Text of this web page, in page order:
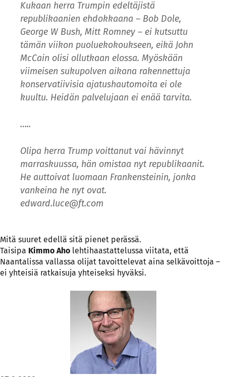
Kukaan herra Trumpin edeltäjistä
republikaanien ehdokkaana – Bob Dole,
George W Bush, Mitt Romney – ei kutsuttu
tämän viikon puoluekokoukseen, eikä John
McCain olisi ollutkaan elossa. Myöskään
viimeisen sukupolven aikana rakennettuja
konservatiivisia ajatushautomoita ei ole
kuultu. Heidän palvelujaan ei enää tarvita.
…..
Olipa herra Trump voittanut vai hävinnyt
marraskuussa, hän omistaa nyt republikaanit.
He auttoivat luomaan Frankensteinin, jonka
vankeina he nyt ovat.
edward.luce@ft.com
Mitä suuret edellä sitä pienet perässä.
Taisipa Kimmo Aho lehtihaastattelussa viitata, että
Naantalissa vallassa olijat tavoittelevat aina selkävoittoja –
ei yhteisiä ratkaisuja yhteiseksi hyväksi.